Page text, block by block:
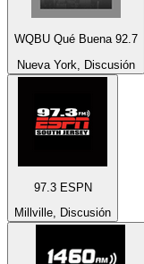
WQBU Qué Buena 92.7
Nueva York, Discusión
97.3 ESPN
Millville, Discusión